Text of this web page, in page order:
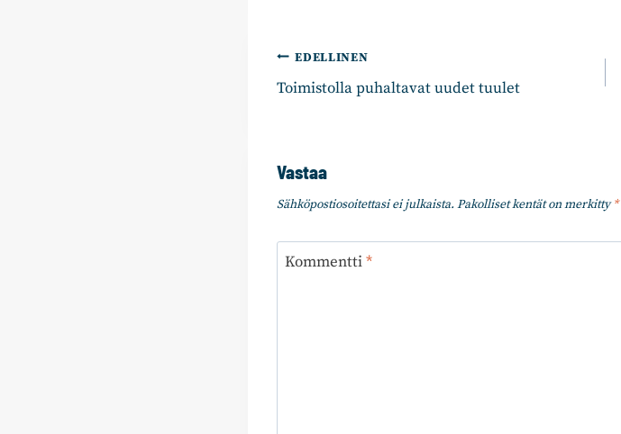
Artikkelien
selaus
EDELLINEN
Toimistolla puhaltavat uudet tuulet
Vastaa
Sähköpostiosoitettasi ei julkaista. Pakolliset kentät on merkitty*
Kommentti*